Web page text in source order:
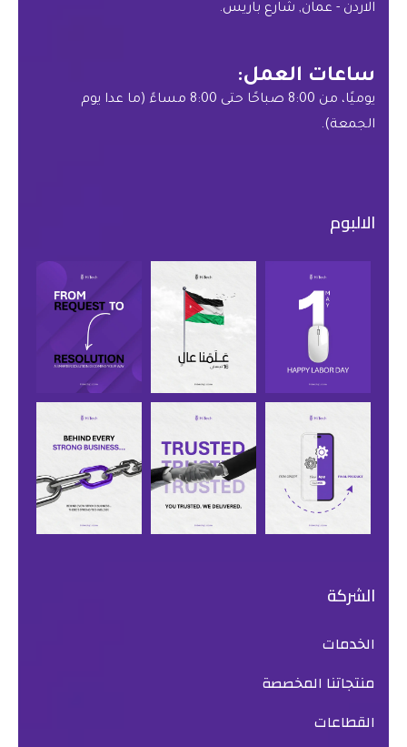
الاردن - عمان, شارع باريس.
ساعات العمل:
يوميًا، من 8:00 صباحًا حتى 8:00 مساءً (ما عدا يوم
الجمعة).
الالبوم
الشركة
الخدمات
منتجاتنا المخصصة
القطاعات